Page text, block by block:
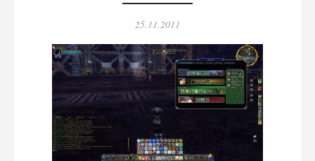
Опубликовано
25.11.2011